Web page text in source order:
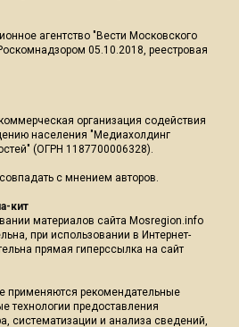
агентство "Вести Московского
05.10.2018, реестровая
организация содействия
населения "Медиахолдинг
(ОГРН 1187700006328).
с мнением авторов.
кит
материалов сайта Mosregion.info
при использовании в Интернет-
прямая гиперссылка на сайт
применяются рекомендательные
технологии предоставления
систематизации и анализа сведений,